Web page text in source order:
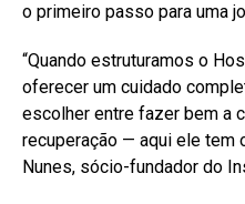
o primeiro passo para uma
“Quando estruturamos o
oferecer um cuidado
escolher entre fazer bem a
recuperação — aqui ele tem
Nunes, sócio-fundador do